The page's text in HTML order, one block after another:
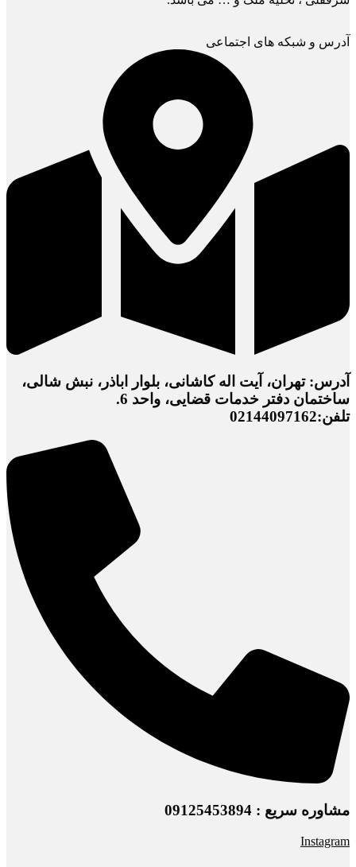
آدرس و شبکه های اجتماعی
آدرس: تهران، آیت اله کاشانی، بلوار اباذر، نبش شالی،
ساختمان دفتر خدمات قضایی، واحد 6.
تلفن:02144097162
مشاوره سریع : 09125453894
Instagram